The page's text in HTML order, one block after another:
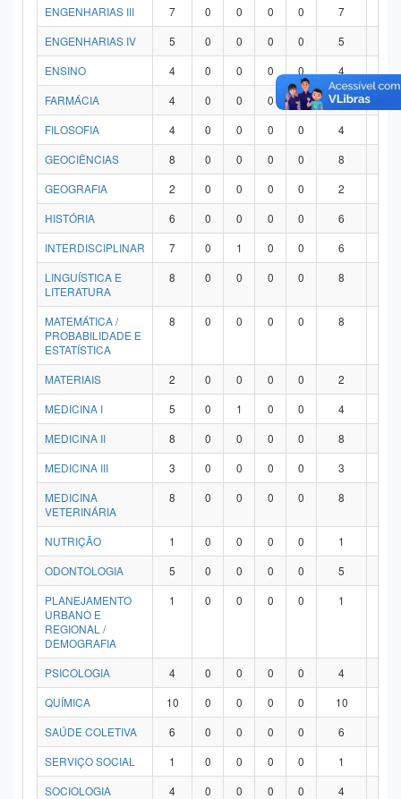
ENGENHARIAS III
7 0 0 0 0 7
ENGENHARIAS IV
5 0 0 0 0 5
ENSINO
4 0 0 0 0 4
FARMÁCIA
4 0 0 0 0 4
FILOSOFIA
4 0 0 0 0 4
GEOCIÊNCIAS
8 0 0 0 0 8
GEOGRAFIA
2 0 0 0 0 2
HISTÓRIA
6 0 0 0 0 6
INTERDISCIPLINAR
7 0 1 0 0 6
LINGUÍSTICA E
LITERATURA
8 0 0 0 0 8
MATEMÁTICA /
PROBABILIDADE E
ESTATÍSTICA
8 0 0 0 0 8
MATERIAIS 2 0 0 0 0 2
MEDICINA I
5 0 1 0 0 4
MEDICINA II
8 0 0 0 0 8
MEDICINA III
3 0 0 0 0 3
MEDICINA
VETERINÁRIA
8 0 0 0 0 8
NUTRIÇÃO 1 0 0 0 0 1
ODONTOLOGIA
5 0 0 0 0 5
PLANEJAMENTO
URBANO E
REGIONAL /
DEMOGRAFIA
1 0 0 0 0 1
PSICOLOGIA 4 0 0 0 0 4
QUÍMICA
10 0 0 0 0 10
SAÚDE COLETIVA
6 0 0 0 0 6
SERVIÇO SOCIAL
1 0 0 0 0 1
SOCIOLOGIA
4 0 0 0 0 4